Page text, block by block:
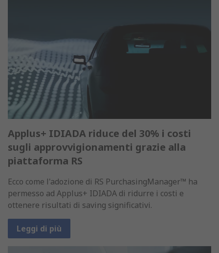
Applus+ IDIADA riduce del 30% i costi
sugli approvvigionamenti grazie alla
piattaforma RS
Ecco come l'adozione di RS PurchasingManager™ ha
permesso ad Applus+ IDIADA di ridurre i costi e
ottenere risultati di saving significativi.
Leggi di più